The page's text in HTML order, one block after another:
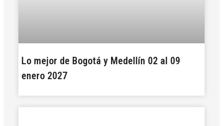
Lo mejor de Bogotá y Medellín 02 al 09
enero 2027